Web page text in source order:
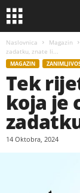
Naslovnica Magazin
zadatku, znate li...
MAGAZIN
Tek
koja je
14 Oktobra, 2024